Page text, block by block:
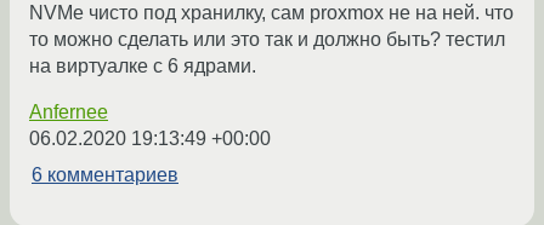
NVMe чисто под хранилку, сам proxmox не на ней. что
то можно сделать или это так и должно быть? тестил
на виртуалке с 6 ядрами.
Anfernee
06.02.2020 19:13:49 +00:00
6 комментариев